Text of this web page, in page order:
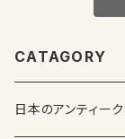
CATAGORY
日本のアンティー